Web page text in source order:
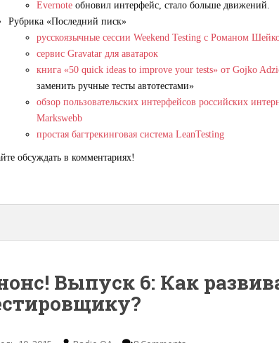
Evernote обновил интерфейс, стало больше движений.
Рубрика «Последний писк»
русскоязычные сессии Weekend Testing с Романом
сервис Gravatar для аватарок
книга «50 quick ideas to improve your tests» от Gojko
заменить ручные тесты автотестами»
обзор пользовательских интерфейсов российских
Markswebb
простая багтрекинговая система LeanTesting
обсуждать в комментариях!
Выпуск 6: Как